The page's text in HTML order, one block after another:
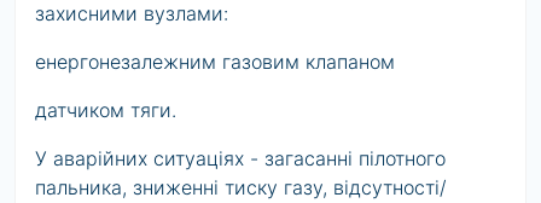
захисними вузлами:
енергонезалежним газовим клапаном
датчиком тяги.
У аварійних ситуаціях - загасанні пілотного
пальника, зниженні тиску газу, відсутності/